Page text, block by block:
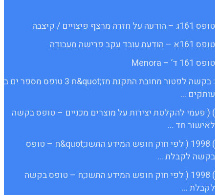
טופס 161ג – הודעה על חזרה מרצף פיצויים / קיצבה
טופס 161א – הודעת עובד עקב פרישה מעבודה
טופס 161 ד’ – Menora
: בקשה לפטור מחובת התקנת מז;quot&ח 3 טופס מספר ים ב
עותקים …
) ( פעמי להקלטת יצירות על מוצרים מכניים – טופס בקשה
לאישור חד …
) 1998 ( לפי חוק חופש המידע התשנ;quot&ח – טופס
בקשה לקבלת …
) 1998 ( לפי חוק חופש המידע התשנ;ח – טופס בקשה
לקבלת …